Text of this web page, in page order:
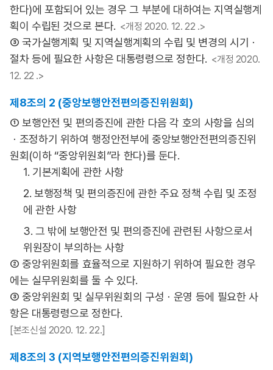
한다)에 포함되어 있는 경우 그 부분에 대하여는 지역실행계
획이 수립된 것으로 본다. <개정 2020. 12. 22 .>
③ 국가실행계획 및 지역실행계획의 수립 및 변경의 시기ㆍ
절차 등에 필요한 사항은 대통령령으로 정한다. <개정 2020.
12. 22 .>
제8조의 2 (중앙보행안전편의증진위원회)
① 보행안전 및 편의증진에 관한 다음 각 호의 사항을 심의
ㆍ조정하기 위하여 행정안전부에 중앙보행안전편의증진위
원회(이하 “중앙위원회”라 한다)를 둔다.
1. 기본계획에 관한 사항
2. 보행정책 및 편의증진에 관한 주요 정책 수립 및 조정
에 관한 사항
3. 그 밖에 보행안전 및 편의증진에 관련된 사항으로서
위원장이 부의하는 사항
② 중앙위원회를 효율적으로 지원하기 위하여 필요한 경우
에는 실무위원회를 둘 수 있다.
③ 중앙위원회 및 실무위원회의 구성ㆍ운영 등에 필요한 사
항은 대통령령으로 정한다.
[본조신설 2020. 12. 22.]
제8조의 3 (지역보행안전편의증진위원회)